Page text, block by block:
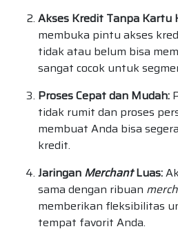
Akses Kredit Tanpa Kartu
membuka pintu akses
tidak atau belum bisa
sangat cocok untuk
Proses Cepat dan Mudah:
tidak rumit dan proses
membuat Anda bisa
kredit.
Jaringan MerchantLuas:
sama dengan ribuan
memberikan fleksibilitas
tempat favorit Anda.